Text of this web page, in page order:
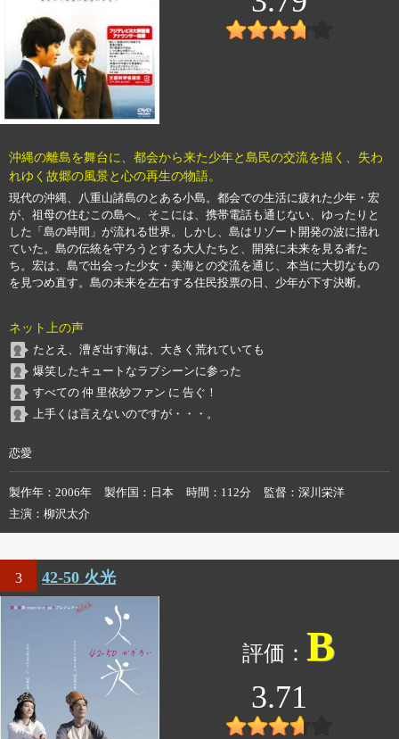
沖縄の離島を舞台に、都会から来た少年と島民の交流を描く、失わ
れゆく故郷の風景と心の再生の物語。
現代の沖縄、八重山諸島のとある小島。都会での生活に疲れた少年・宏
が、祖母の住むこの島へ。そこには、携帯電話も通じない、ゆったりと
した「島の時間」が流れる世界。しかし、島はリゾート開発の波に揺れ
ていた。島の伝統を守ろうとする大人たちと、開発に未来を見る者た
ち。宏は、島で出会った少女・美海との交流を通じ、本当に大切なもの
を見つめ直す。島の未来を左右する住民投票の日、少年が下す決断。
ネット上の声
たとえ、漕ぎ出す海は、大きく荒れていても
爆笑したキュートなラブシーンに参った
すべての 仲 里依紗ファン に 告ぐ！
上手くは言えないのですが・・・。
恋愛
製作年 2006年 製作国 日本 時間 112分 監督
深川栄洋
主演
柳沢太介
3 42-50 火光
B
3.71